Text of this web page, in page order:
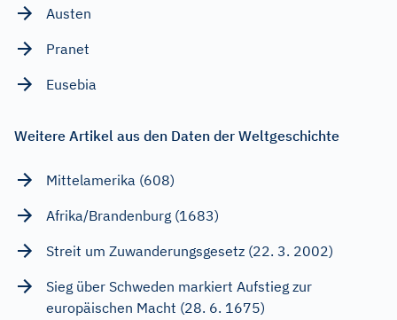
Austen
Pranet
Eusebia
Weitere Artikel aus den Daten der Weltgeschichte
Mittelamerika (608)
Afrika/Brandenburg (1683)
Streit um Zuwanderungsgesetz (22. 3. 2002)
Sieg über Schweden markiert Aufstieg zur
europäischen Macht (28. 6. 1675)